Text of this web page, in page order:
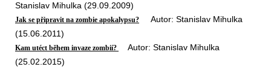
Stanislav Mihulka (29.09.2009)
Jak se připravit na zombie apokalypsu? Autor: Stanislav Mihulka
(15.06.2011)
Kam utéct během invaze zombií?
Autor: Stanislav Mihulka
(25.02.2015)